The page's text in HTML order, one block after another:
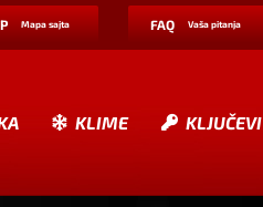
Mapa sajta FAQ Vaša pitanja
KLIME KLJUČEVI